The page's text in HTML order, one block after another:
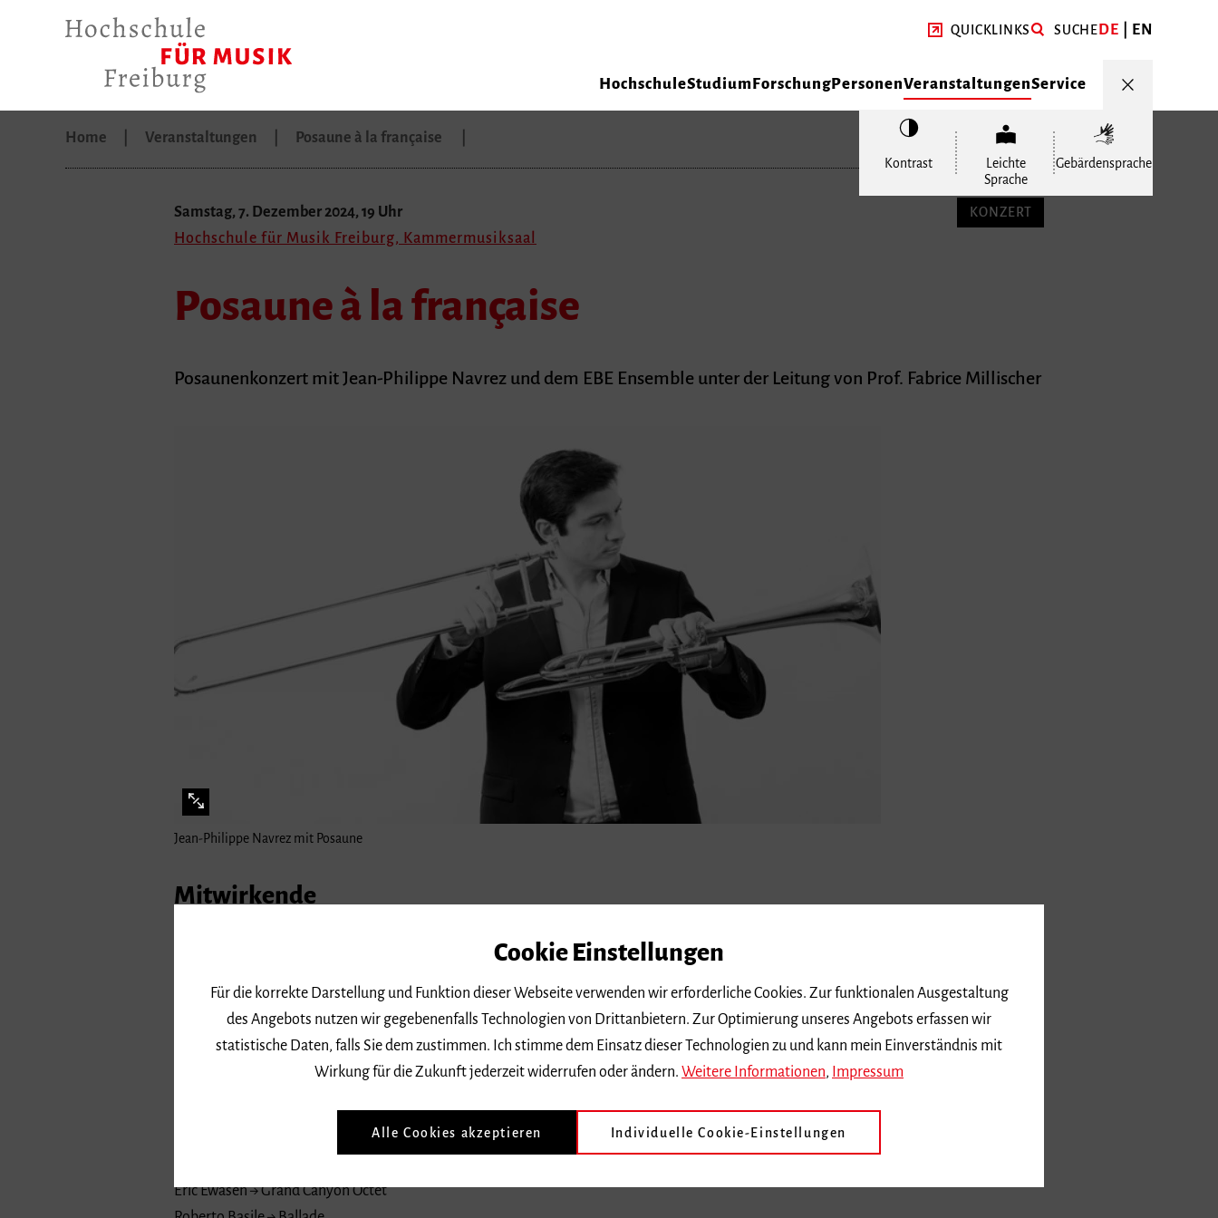
QUICKLINKS SUCHEDE EN
HochschuleStudiumForschungPersonenVeranstaltungenService
Kontrast
Leichte
Sprache
Gebärdensprache
Home Veranstaltungen Posaune à la française
Samstag, 7. Dezember 2024, 19 Uhr
Hochschule für Musik Freiburg, Kammermusiksaal
KONZERT
Posaune à la française
Posaunenkonzert mit Jean-Philippe Navrez und dem EBE Ensemble unter der Leitung von Prof. Fabrice Millischer
Jean-Philippe Navrez mit Posaune
Mitwirkende
Prof. Fabrice Millischer → Leitung
Programm
Tommy Pederson → Cogent Caprice
Eric Ewasen → Grand Canyon Octet
Cookie Einstellungen
Für die korrekte Darstellung und Funktion dieser Webseite verwenden wir erforderliche Cookies. Zur funktionalen Ausgestaltung
des Angebots nutzen wir gegebenenfalls Technologien von Drittanbietern. Zur Optimierung unseres Angebots erfassen wir
statistische Daten, falls Sie dem zustimmen. Ich stimme dem Einsatz dieser Technologien zu und kann mein Einverständnis mit
Wirkung für die Zukunft jederzeit widerrufen oder ändern. Weitere Informationen, Impressum
Alle Cookies akzeptieren Individuelle Cookie-Einstellungen